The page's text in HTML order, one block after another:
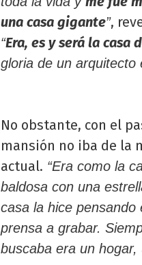
una casa gigante”,
“Era, es y será la casa
gloria de un arquitecto
No obstante, con el
mansión no iba de la
actual. “Era como la
baldosa con una
casa la hice
prensa a grabar.
buscaba era un